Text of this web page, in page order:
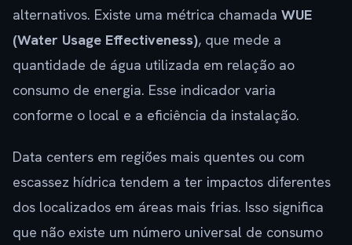
alternativos. Existe uma métrica chamada WUE
(Water Usage Effectiveness), que mede a
quantidade de água utilizada em relação ao
consumo de energia. Esse indicador varia
conforme o local e a eficiência da instalação.
Data centers em regiões mais quentes ou com
escassez hídrica tendem a ter impactos diferentes
dos localizados em áreas mais frias. Isso significa
que não existe um número universal de consumo